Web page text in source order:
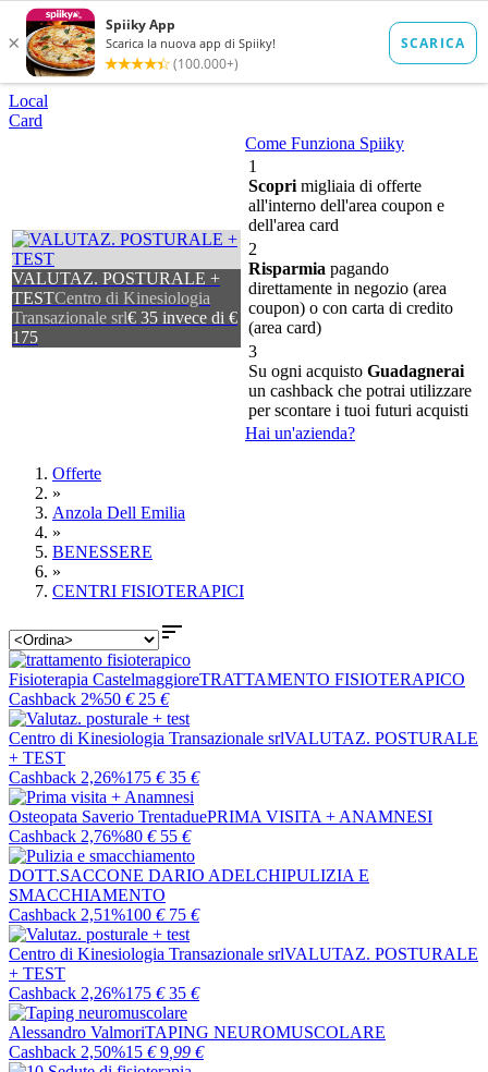
Local
Card
VALUTAZ. POSTURALE +
TESTCentro di Kinesiologia
Transazionale srl€ 35 invece di €
175
Come Funziona Spiiky
1
Scopri migliaia di offerte
all'interno dell'area coupon e
dell'area card
2
Risparmia pagando
direttamente in negozio (area
coupon) o con carta di credito
(area card)
3
Su ogni acquisto Guadagnerai
un cashback che potrai utilizzare
per scontare i tuoi futuri acquisti
Hai un'azienda?
Offerte
»
Anzola Dell Emilia
»
BENESSERE
»
CENTRI FISIOTERAPICI

Fisioterapia CastelmaggioreTRATTAMENTO FISIOTERAPICO
Cashback 2%50 € 25 €
Centro di Kinesiologia Transazionale srlVALUTAZ. POSTURALE
+ TEST
Cashback 2,26%175 € 35 €
Osteopata Saverio TrentaduePRIMA VISITA + ANAMNESI
Cashback 2,76%80 € 55 €
DOTT.SACCONE DARIO ADELCHIPULIZIA E
SMACCHIAMENTO
Cashback 2,51%100 € 75 €
Centro di Kinesiologia Transazionale srlVALUTAZ. POSTURALE
+ TEST
Cashback 2,26%175 € 35 €
Alessandro ValmoriTAPING NEUROMUSCOLARE
Cashback 2,50%15 € 9 ,99 €